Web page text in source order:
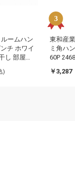
ームハン
チ ホワイ
し 部屋干
可)
)
東和産
ミ角ハ
60P
たたみ(
￥3,287